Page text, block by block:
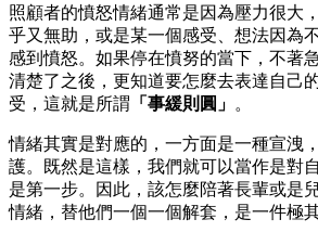
照顧者的憤怒情緒通常是因為壓力很大
乎又無助，或是某一個感受、想法因為
感到憤怒。如果停在憤努的當下，不著
清楚了之後，更知道要怎麼去表達自己
受，這就是所謂 「事緩則圓」 。
情緒其實是對應的，一方面是一種宣洩
護。既然是這樣，我們就可以當作是對
是第一步。因此，該怎麼陪著長輩或是
情緒，替他們一個一個解套，是一件極